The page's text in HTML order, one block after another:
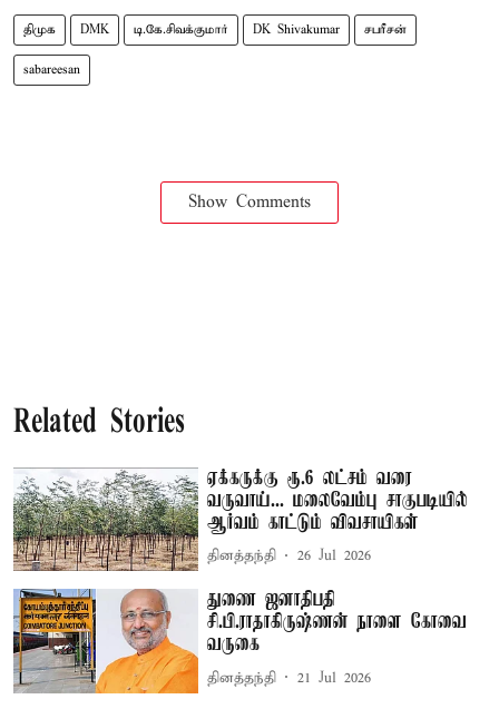
திமுக DMK டி.கே.சிவக்குமார் DK Shivakumar சபரீசன்
sabareesan
Show Comments
Related Stories
ஏக்கருக்கு ரூ.6 லட்சம் வரை
வருவாய்... மலைவேம்பு சாகுபடியில்
ஆர்வம் காட்டும் விவசாயிகள்
தினத்தந்தி 26 Jul 2026
துணை ஜனாதிபதி
சி.பி.ராதாகிருஷ்ணன் நாளை கோவை
வருகை
தினத்தந்தி 21 Jul 2026